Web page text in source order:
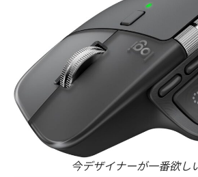
今デザイナーが一番欲し